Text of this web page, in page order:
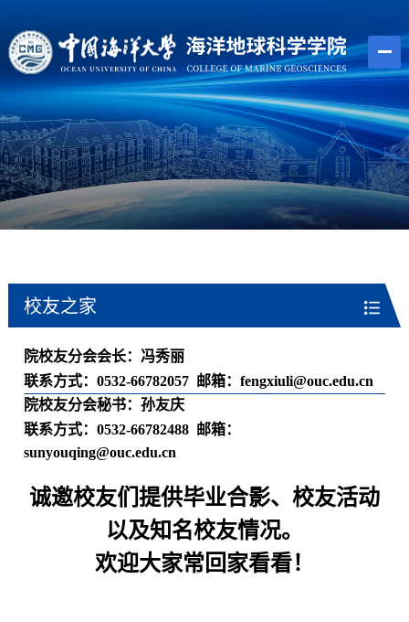
校友之家
院校友分会会长：冯秀丽
联系方式：0532-66782057 邮箱：fengxiuli@ouc.edu.cn
院校友分会秘书：孙友庆
联系方式：0532-66782488 邮箱：
sunyouqing@ouc.edu.cn
诚邀校友们提供毕业合影、校友活动
以及知名校友情况。
欢迎大家常回家看看！